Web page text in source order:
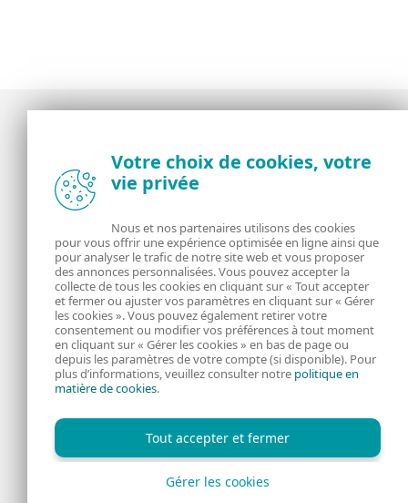
Actualités, opinions et astuces de la
communauté de sécurité d’ESET
ESET
RSS Feed Gérer les cookies
Informations juridiques Nous rejoindre
Politique de
confidentialité
Votre choix de cookies, votre
vie privée
Nous et nos partenaires utilisons des cookies
pour vous offrir une expérience optimisée en ligne ainsi que
pour analyser le trafic de notre site web et vous proposer
des annonces personnalisées. Vous pouvez accepter la
collecte de tous les cookies en cliquant sur « Tout accepter
et fermer ou ajuster vos paramètres en cliquant sur « Gérer
les cookies ». Vous pouvez également retirer votre
consentement ou modifier vos préférences à tout moment
en cliquant sur « Gérer les cookies » en bas de page ou
depuis les paramètres de votre compte (si disponible). Pour
plus d’informations, veuillez consulter notre politique en
matière de cookies.
Tout accepter et fermer
Gérer les cookies